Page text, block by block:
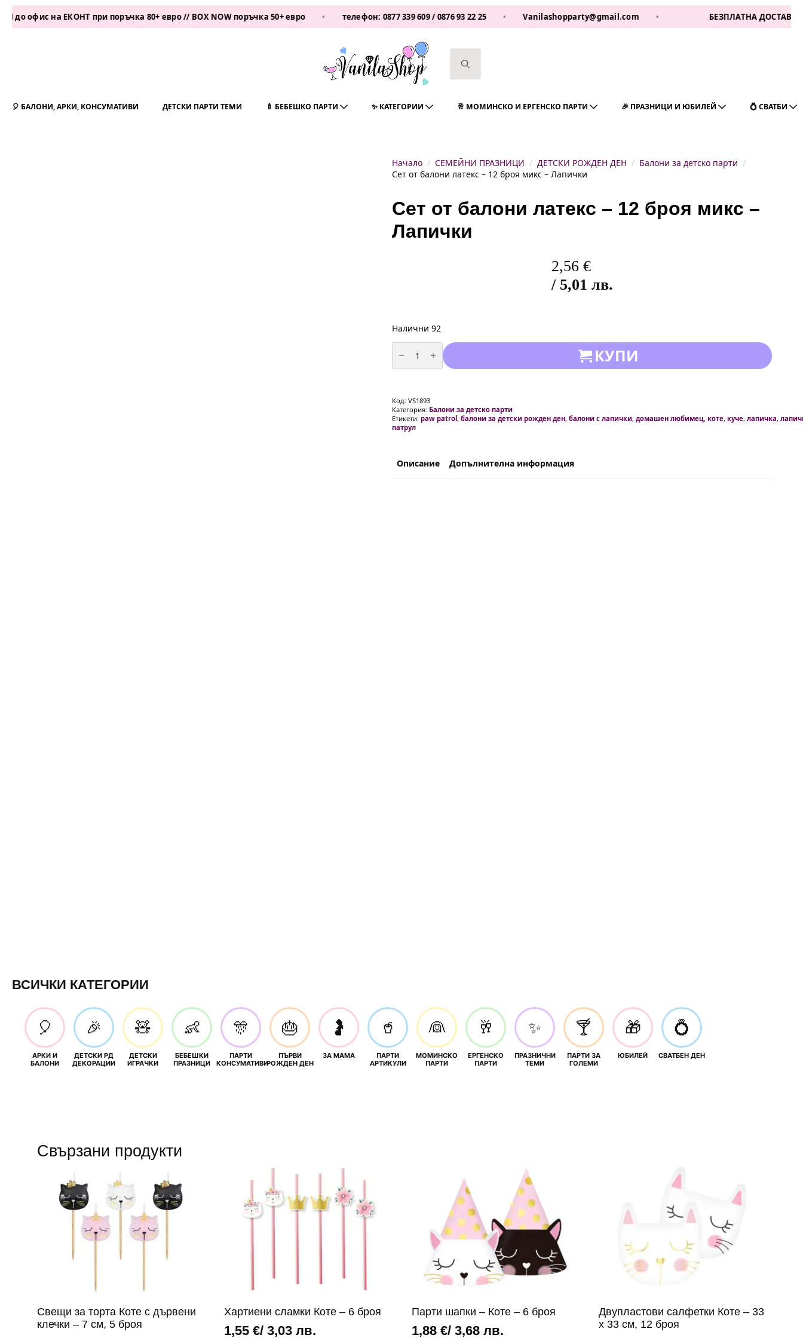
на ЕКОНТ при поръчка 80+ евро // BOX NOW поръчка 50+ евро • телефон:0877 339 609/0876 93 22 25 • Vanilashopparty@gmail.com • БЕЗПЛАТНА ДОСТАВКА ЗА 1
🎈 БАЛОНИ, АРКИ, КОНСУМАТИВИ ДЕТСКИ ПАРТИ ТЕМИ 🍼 БЕБЕШКО ПАРТИ ✨ КАТЕГОРИИ 🥂 МОМИНСКО И ЕРГЕНСКО ПАРТИ 🎉 ПРАЗНИЦИ И ЮБИЛЕЙ 💍 СВАТБИ
Начало СЕМЕЙНИ ПРАЗНИЦИ ДЕТСКИ РОЖДЕН ДЕН
Балони за детско парти
Сет от балони латекс – 12 броя микс – Лапички
Сет от балони латекс – 12 броя микс –
Лапички
2,56 €
/ 5,01 лв.
Налични 92
количество
за
от
-
12
броя
микс
-
КУПИ
Код: VS1893
Категория: Балони за детско парти
Етикети: paw patrol , балони за детски рожден ден, балони с лапички, домашен любимец, коте, куче, лапичка,
патрул
Описание Допълнителна информация
ВСИЧКИ КАТЕГОРИИ
🎈
АРКИ И
БАЛОНИ
🎉
ДЕТСКИ РД
ДЕКОРАЦИИ
🧸
ДЕТСКИ
ИГРАЧКИ
👶
БЕБЕШКИ
ПРАЗНИЦИ
🎊
ПАРТИ
КОНСУМАТИВИ
🎂
ПЪРВИ
РОЖДЕН ДЕН
🤰
ЗА МАМА
🥤
ПАРТИ
АРТИКУЛИ
👰
МОМИНСКО
ПАРТИ
🥂
ЕРГЕНСКО
ПАРТИ
✨
ПРАЗНИЧНИ
ТЕМИ
🍸
ПАРТИ ЗА
ГОЛЕМИ
🎁
ЮБИЛЕЙ
💍
СВАТБЕН ДЕН
Свързани продукти
Свещи за торта Коте с дървени
клечки – 7 см, 5 броя
Хартиени сламки Коте – 6 броя
1,55€/ 3,03 лв.
Парти шапки – Коте – 6 броя
1,88 €/ 3,68 лв.
Двупластови салфетки Коте – 33
х 33 см, 12 броя